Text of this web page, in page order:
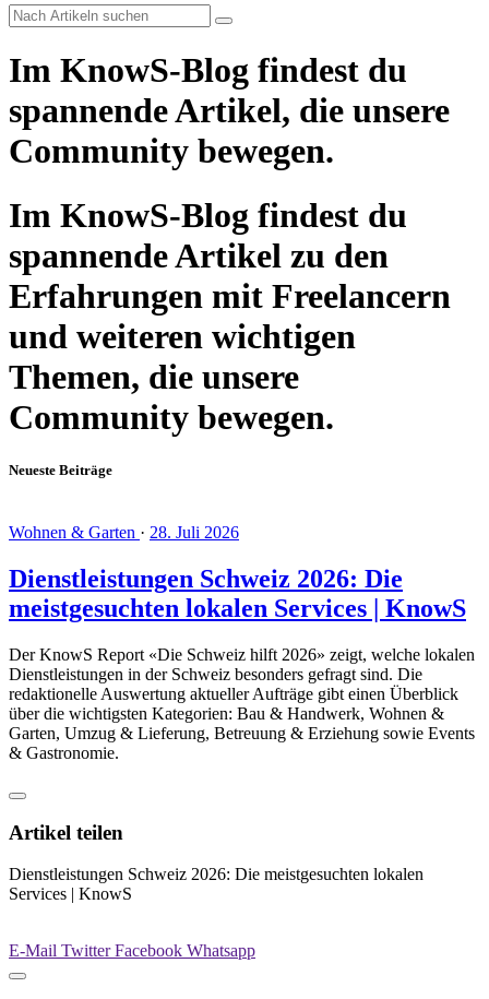
Im KnowS-Blog findest du
spannende Artikel, die unsere
Community bewegen.
Im KnowS-Blog findest du
spannende Artikel zu den
Erfahrungen mit Freelancern
und weiteren wichtigen
Themen, die unsere
Community bewegen.
Neueste Beiträge
Wohnen & Garten · 28. Juli 2026
Dienstleistungen Schweiz 2026: Die
meistgesuchten lokalen Services | KnowS
Der KnowS Report «Die Schweiz hilft 2026» zeigt, welche lokalen
Dienstleistungen in der Schweiz besonders gefragt sind. Die
redaktionelle Auswertung aktueller Aufträge gibt einen Überblick
über die wichtigsten Kategorien: Bau & Handwerk, Wohnen &
Garten, Umzug & Lieferung, Betreuung & Erziehung sowie Events
& Gastronomie.
Artikel teilen
Dienstleistungen Schweiz 2026: Die meistgesuchten lokalen
Services | KnowS
E-Mail TwitterFacebook Whatsapp